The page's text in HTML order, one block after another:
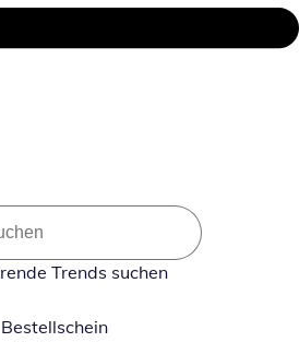
Trends suchen
Bestellschein